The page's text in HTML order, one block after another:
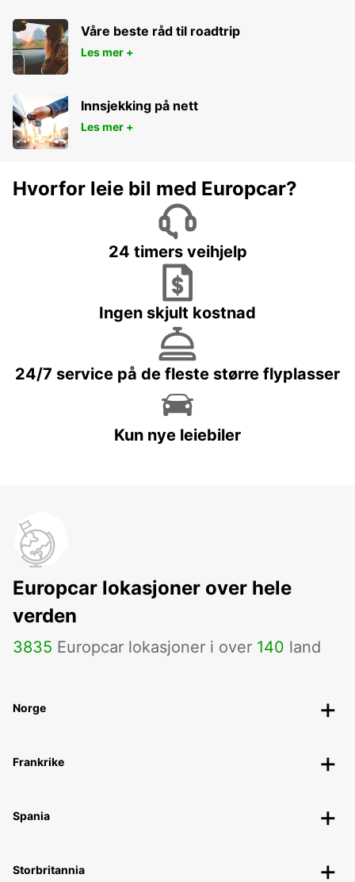
Våre beste råd til roadtrip
Les mer +
Innsjekking på nett
Les mer +
Hvorfor leie bil med Europcar?
24 timers veihjelp
Ingen skjult kostnad
24/7 service på de fleste større flyplasser
Kun nye leiebiler
Europcar lokasjoner over hele
verden
3835 Europcar lokasjoner i over 140 land
Norge
Frankrike
Spania
Storbritannia